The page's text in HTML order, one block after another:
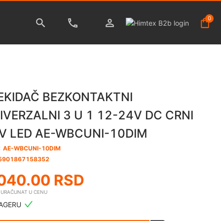
0
BEZKONTAKTNI
3 U 1 12-24V DC CRNI
LED AE-WBCUNI-10DIM
AE-WBCUNI-10DIM
RSD
U CENU